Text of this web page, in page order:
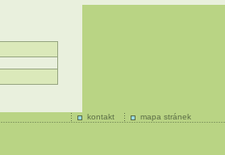
kontakt mapa stránek